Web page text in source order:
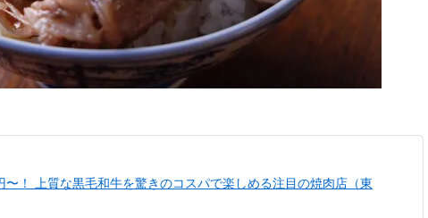
〜！ 上質な黒毛和牛を驚きのコスパで楽しめる注目の焼肉店（東